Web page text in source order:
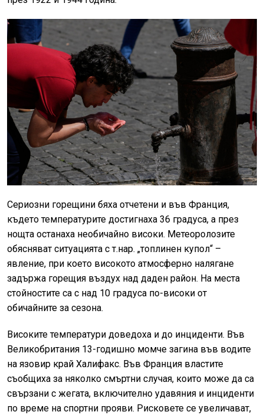
Сериозни горещини бяха отчетени и във Франция,
където температурите достигнаха 36 градуса, а през
нощта останаха необичайно високи. Метеоролозите
обясняват ситуацията с т.нар. „топлинен купол“ –
явление, при което високото атмосферно налягане
задържа горещия въздух над даден район. На места
стойностите са с над 10 градуса по-високи от
обичайните за сезона.
Високите температури доведоха и до инциденти. Във
Великобритания 13-годишно момче загина във водите
на язовир край Халифакс. Във Франция властите
съобщиха за няколко смъртни случая, които може да са
свързани с жегата, включително удавяния и инциденти
по време на спортни прояви. Рисковете се увеличават,